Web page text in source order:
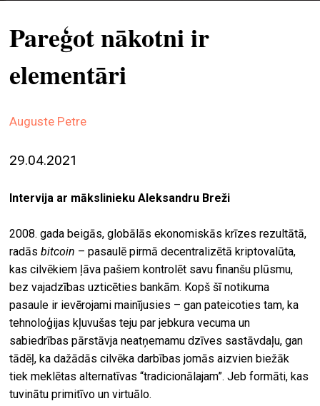
meklēt
Pareģot nākotni ir
elementāri
Auguste Petre
29.04.2021
Intervija ar mākslinieku Aleksandru Breži
2008. gada beigās, globālās ekonomiskās krīzes rezultātā,
radāsbitcoin – pasaulē pirmā decentralizētā kriptovalūta,
kas cilvēkiem ļāva pašiem kontrolēt savu finanšu plūsmu,
bez vajadzības uzticēties bankām. Kopš šī notikuma
pasaule ir ievērojami mainījusies – gan pateicoties tam, ka
tehnoloģijas kļuvušas teju par jebkura vecuma un
sabiedrības pārstāvja neatņemamu dzīves sastāvdaļu, gan
tādēļ, ka dažādās cilvēka darbības jomās aizvien biežāk
tiek meklētas alternatīvas “tradicionālajam”. Jeb formāti, kas
tuvinātu primitīvo un virtuālo.